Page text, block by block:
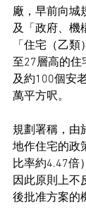
廠，早前向城
及「政府、機
「住宅（乙
至27層高的住
及約100個安
萬平方呎。
規劃署稱，由
地作住宅的政
比率約4.47倍
因此原則上不
後批准方案的